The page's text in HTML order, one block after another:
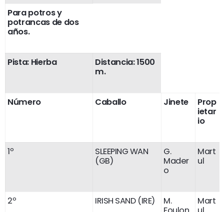
Para potros y
potrancas de dos
años.
Pista: Hierba
Distancia: 1500
m.
Número Caballo Jinete
Prop
ietar
io
1º
SLEEPING WAN
(GB)
G.
Mader
o
Mart
ul
2º IRISH SAND (IRE)
M.
Mart